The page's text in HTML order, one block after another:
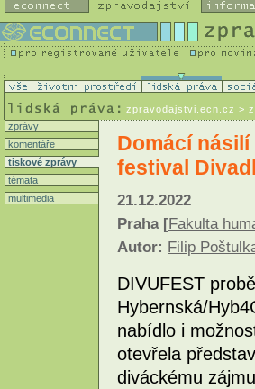
zpravodajstvi.ecn.cz >
zprávy
komentáře
tiskové zprávy
témata
multimedia
Domácí
festival
21.12.2022
Praha [Fakulta
Autor: Filip
DIVUFEST
Hybernská/
nabídlo i
otevřela
diváckému